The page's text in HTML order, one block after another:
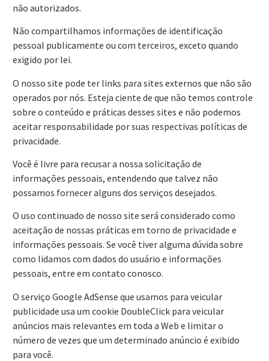
não autorizados.
Não compartilhamos informações de identificação
pessoal publicamente ou com terceiros, exceto quando
exigido por lei.
O nosso site pode ter links para sites externos que não são
operados por nós. Esteja ciente de que não temos controle
sobre o conteúdo e práticas desses sites e não podemos
aceitar responsabilidade por suas respectivas políticas de
privacidade.
Você é livre para recusar a nossa solicitação de
informações pessoais, entendendo que talvez não
possamos fornecer alguns dos serviços desejados.
O uso continuado de nosso site será considerado como
aceitação de nossas práticas em torno de privacidade e
informações pessoais. Se você tiver alguma dúvida sobre
como lidamos com dados do usuário e informações
pessoais, entre em contato conosco.
O serviço Google AdSense que usamos para veicular
publicidade usa um cookie DoubleClick para veicular
anúncios mais relevantes em toda a Web e limitar o
número de vezes que um determinado anúncio é exibido
para você.